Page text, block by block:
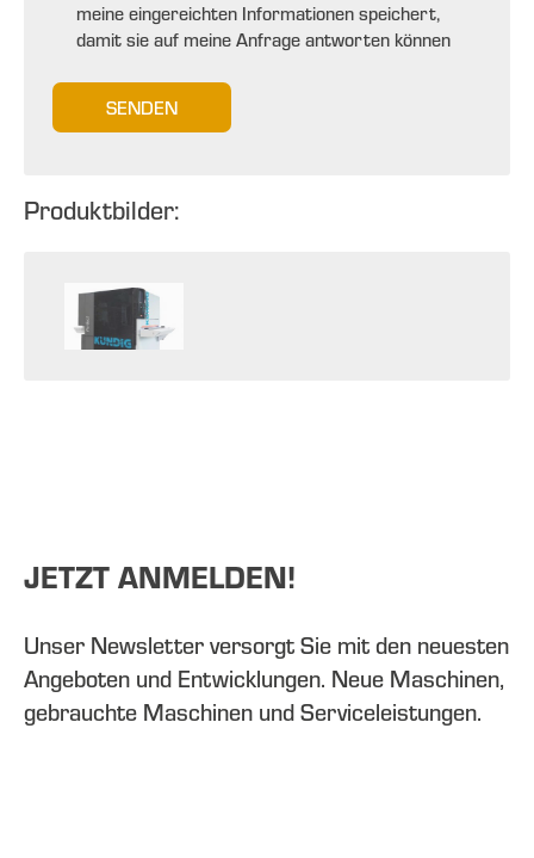
meine eingereichten Informationen speichert,
damit sie auf meine Anfrage antworten können
SENDEN
Produktbilder:
JETZT ANMELDEN!
Unser Newsletter versorgt Sie mit den neuesten
Angeboten und Entwicklungen. Neue Maschinen,
gebrauchte Maschinen und Serviceleistungen.